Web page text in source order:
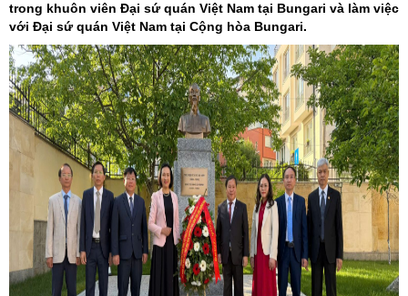
trong khuôn viên Đại sứ quán Việt Nam tại Bungari và làm việc
với Đại sứ quán Việt Nam tại Cộng hòa Bungari.